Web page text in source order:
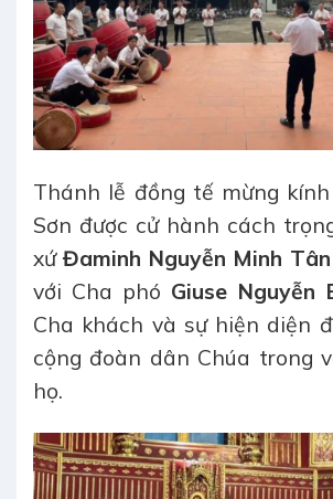
Thánh lễ đồng tế mừng
Sơn được cử hành cách
xứĐaminh Nguyễn Minh Tân
với Cha phó Giuse Nguyễn
Cha khách và sự hiện diện
cộng đoàn dân Chúa trong
họ.